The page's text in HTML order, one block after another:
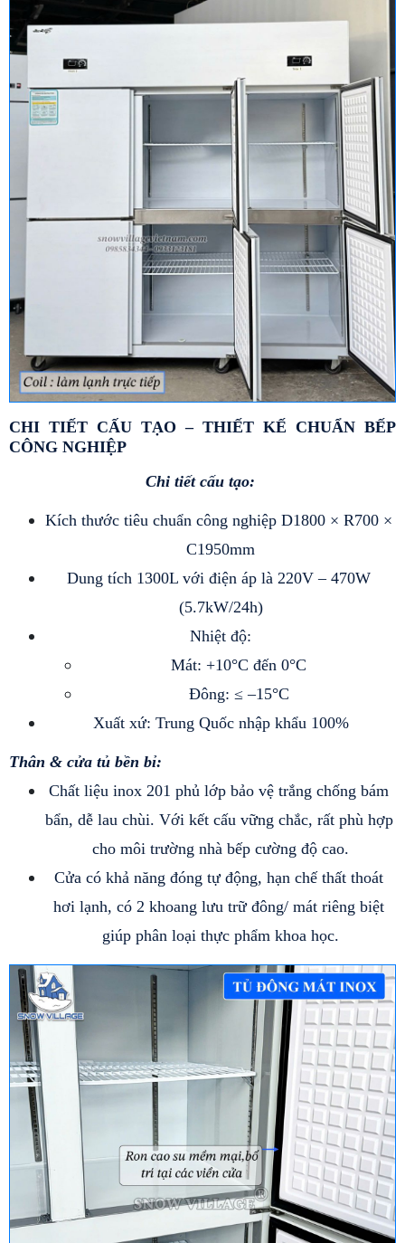
CHI TIẾT CẤU TẠO – THIẾT KẾ CHUẨN BẾP
CÔNG NGHIỆP
Chi tiết cấu tạo:
Kích thước tiêu chuẩn công nghiệp D1800 × R700 ×
C1950mm
Dung tích 1300L với điện áp là 220V – 470W
(5.7kW/24h)
Nhiệt độ:
Mát: +10°C đến 0°C
Đông: ≤ –15°C
Xuất xứ: Trung Quốc nhập khẩu 100%
Thân & cửa tủ bền bỉ:
Chất liệu inox 201 phủ lớp bảo vệ trắng chống bám
bẩn, dễ lau chùi. Với kết cấu vững chắc, rất phù hợp
cho môi trường nhà bếp cường độ cao.
Cửa có khả năng đóng tự động, hạn chế thất thoát
hơi lạnh, có 2 khoang lưu trữ đông/ mát riêng biệt
giúp phân loại thực phẩm khoa học.